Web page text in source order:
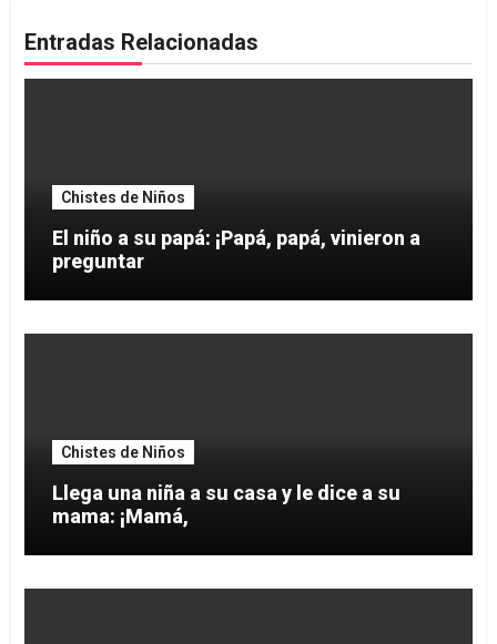
Entradas Relacionadas
Chistes de Niños
El niño a su papá: ¡Papá, papá, vinieron a
preguntar
Chistes de Niños
Llega una niña a su casa y le dice a su
mama: ¡Mamá,